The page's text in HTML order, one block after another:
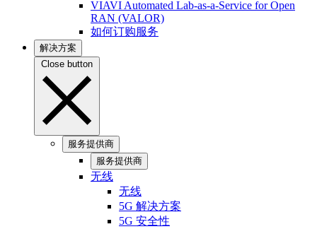
VIAVI Automated Lab-as-a-Service for Open
RAN (VALOR)
如何订购服务
解决方案
Close button
服务提供商
服务提供商
无线
无线
5G 解决方案
5G 安全性